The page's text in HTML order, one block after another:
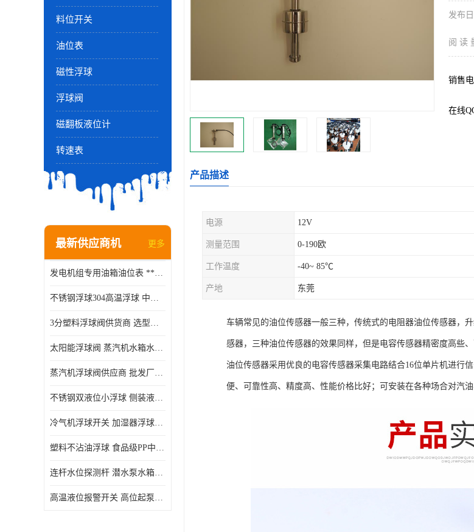
料位开关
油位表
磁性浮球
浮球阀
磁翻板液位计
转速表
最新供应商机 更多
发电机组专用油箱油位表 **指针式机械式油表
不锈钢浮球304高温浮球 中空磁性浮球 规格齐全
3分塑料浮球阀供货商 选型说明
太阳能浮球阀 蒸汽机水箱水位控制阀 规格齐全
蒸汽机浮球阀供应商 批发厂家 支持定制
不锈钢双液位小浮球 侧装液位开关 金属304/316材质
冷气机浮球开关 加湿器浮球磁环 闪电发货
塑料不沾油浮球 食品级PP中空浮球302514
连杆水位探测杆 潜水泵水箱水位控制器 非标定制
高温液位报警开关 高位起泵低水位停泵 不锈钢浮球开关
发布日
阅 读
销售电
在线
产品描述
电源 12V
测量范围 0-190欧
工作温度 -40~ 85℃
产地 东莞
车辆常见的油位传感器一般三种，传统式的电阻器油位传感器，
感器，三种油位传感器的效果同样，但是电容传感器精密度高些、
油位传感器采用优良的电容传感器采集电路结合16位单片机进行
便、可靠性高、精度高、性能价格比好；可安装在各种场合对汽